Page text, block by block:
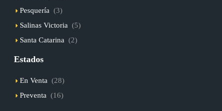
Pesquería (3)
Salinas Victoria (5)
Santa Catarina (2)
Estados
En Venta (28)
Preventa (16)